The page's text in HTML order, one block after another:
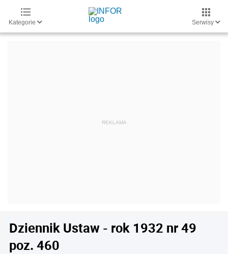
Kategorie Serwisy
Dziennik Ustaw - rok 1932 nr 49
poz. 460